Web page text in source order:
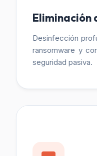
Eliminación
Desinfección
ransomware y
seguridad pasiva.